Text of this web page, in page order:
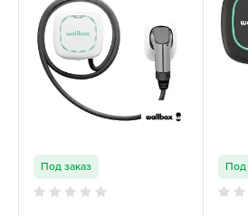
Под заказ Под